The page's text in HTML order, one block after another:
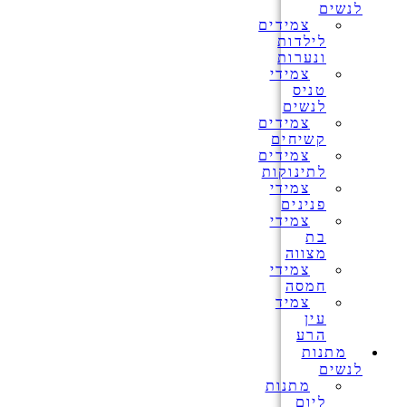
לנשים
צמידים
לילדות
ונערות
צמידי
טניס
לנשים
צמידים
קשיחים
צמידים
לתינוקות
צמידי
פנינים
צמידי
בת
מצווה
צמידי
חמסה
צמיד
עין
הרע
מתנות
לנשים
מתנות
ליום